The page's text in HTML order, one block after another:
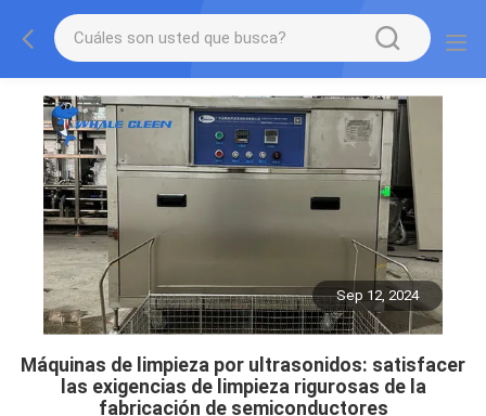
Sep 12, 2024
Máquinas de limpieza por ultrasonidos: satisfacer
las exigencias de limpieza rigurosas de la
fabricación de semiconductores